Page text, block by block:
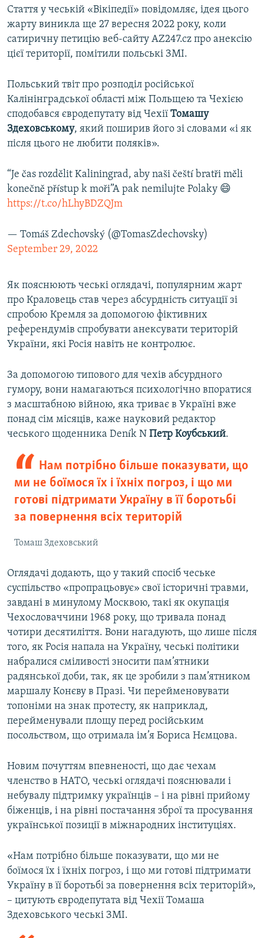
Стаття у чеській «Вікіпедії» повідомляє, ідея цього
жарту виникла ще 27 вересня 2022 року, коли
сатиричну петицію веб-сайту AZ247.cz про анексію
цієї території, помітили польські ЗМІ.
Польський твіт про розподіл російської
Калінінградської області між Польщею та Чехією
сподобався євродепутату від Чехії Томашу
Здеховському, який поширив його зі словами «і як
після цього не любити поляків».
“Je čas rozdělit Kaliningrad, aby naši čeští bratři měli
konečně přístup k moři”A pak nemilujte Polaky 😄
https://t.co/hLhyBDZQJm
— Tomáš Zdechovský (@TomasZdechovsky)
September 29, 2022
Як пояснюють чеські оглядачі, популярним жарт
про Краловець став через абсурдність ситуації зі
спробою Кремля за допомогою фіктивних
референдумів спробувати анексувати територій
України, які Росія навіть не контролює.
За допомогою типового для чехів абсурдного
гумору, вони намагаються психологічно впоратися
з масштабною війною, яка триває в Україні вже
понад сім місяців, каже науковий редактор
чеського щоденника Deník N Петр Коубський.
Нам потрібно більше показувати, що
ми не боїмося їх і їхніх погроз, і що ми
готові підтримати Україну в її боротьбі
за повернення всіх територій
Томаш Здеховський
Оглядачі додають, що у такий спосіб чеське
суспільство «пропрацьовує» свої історичні травми,
завдані в минулому Москвою, такі як окупація
Чехословаччини 1968 року, що тривала понад
чотири десятиліття. Вони нагадують, що лише після
того, як Росія напала на Україну, чеські політики
набралися сміливості зносити пам’ятники
радянської доби, так, як це зробили з пам’ятником
маршалу Конєву в Празі. Чи перейменовувати
топоніми на знак протесту, як наприклад,
перейменували площу перед російським
посольством, що отримала ім’я Бориса Нємцова.
Новим почуттям впевненості, що дає чехам
членство в НАТО, чеські оглядачі пояснювали і
небувалу підтримку українців – і на рівні прийому
біженців, і на рівні постачання зброї та просування
української позиції в міжнародних інституціях.
«Нам потрібно більше показувати, що ми не
боїмося їх і їхніх погроз, і що ми готові підтримати
Україну в її боротьбі за повернення всіх територій»,
– цитують євродепутата від Чехії Томаша
Здеховського чеські ЗМІ.